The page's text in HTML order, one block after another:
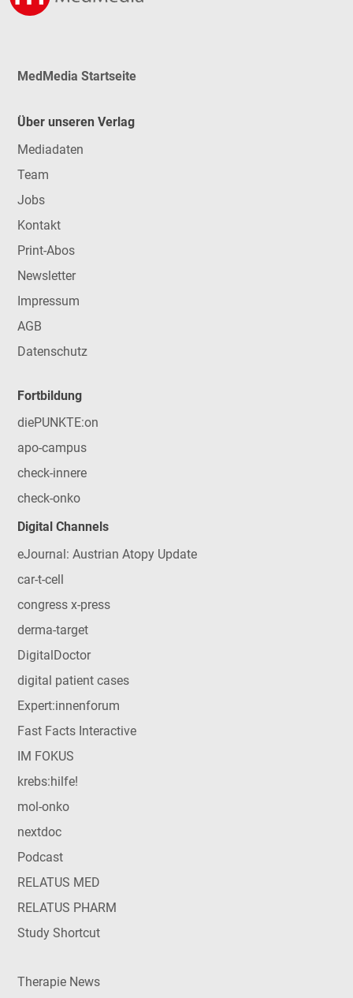
MedMedia Startseite
Über unseren Verlag
Mediadaten
Team
Jobs
Kontakt
Print-Abos
Newsletter
Impressum
AGB
Datenschutz
Fortbildung
diePUNKTE:on
apo-campus
check-innere
check-onko
Digital Channels
eJournal: Austrian Atopy Update
car-t-cell
congress x-press
derma-target
DigitalDoctor
digital patient cases
Expert:innenforum
Fast Facts Interactive
IM FOKUS
krebs:hilfe!
mol-onko
nextdoc
Podcast
RELATUS MED
RELATUS PHARM
Study Shortcut
Therapie News